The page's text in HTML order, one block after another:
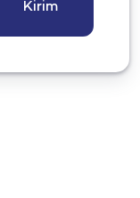
Kirim